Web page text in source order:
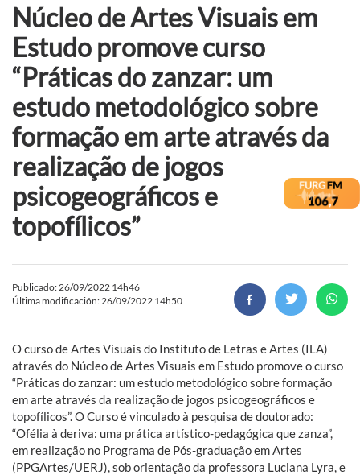
Núcleo de Artes Visuais em
Estudo promove curso
“Práticas do zanzar: um
estudo metodológico sobre
formação em arte através da
realização de jogos
psicogeográficos e
topofílicos”
Publicado: 26/09/2022 14h46
Última modificación: 26/09/2022 14h50
O curso de Artes Visuais do Instituto de Letras e Artes (ILA)
através do Núcleo de Artes Visuais em Estudo promove o curso
“Práticas do zanzar: um estudo metodológico sobre formação
em arte através da realização de jogos psicogeográficos e
topofílicos”. O Curso é vinculado à pesquisa de doutorado:
“Ofélia à deriva: uma prática artístico-pedagógica que zanza”,
em realização no Programa de Pós-graduação em Artes
(PPGArtes/UERJ), sob orientação da professora Luciana Lyra, e